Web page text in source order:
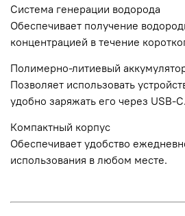
Система генерации водорода
Обеспечивает получение
концентрацией в течение
Полимерно-литиевый
Позволяет использовать
удобно заряжать его через USB-C.
Компактный корпус
Обеспечивает удобство
использования в любом месте.